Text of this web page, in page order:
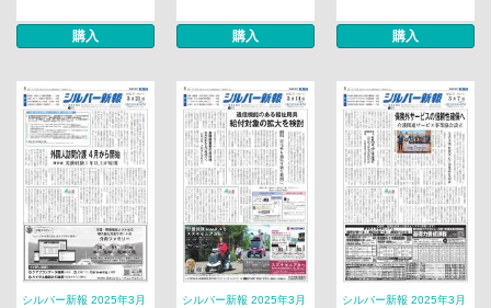
購入 購入 購入
シルバー新報 2025年3月
シルバー新報 2025年3月
シルバー新報 2025年3月